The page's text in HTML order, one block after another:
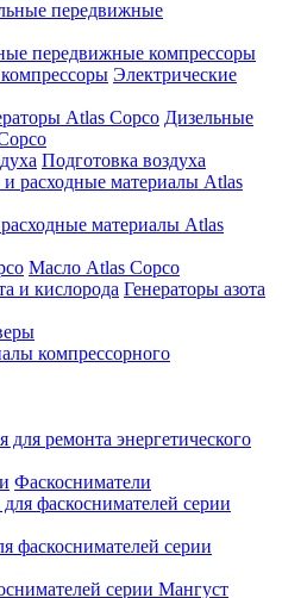
передвижные компрессоры
Электрические
Дизельные
Подготовка воздуха
материалы Atlas
Масло Atlas Copco
Генераторы азота
компрессорного
для ремонта энергетического
Фаскосниматели
фаскоснимателей серии